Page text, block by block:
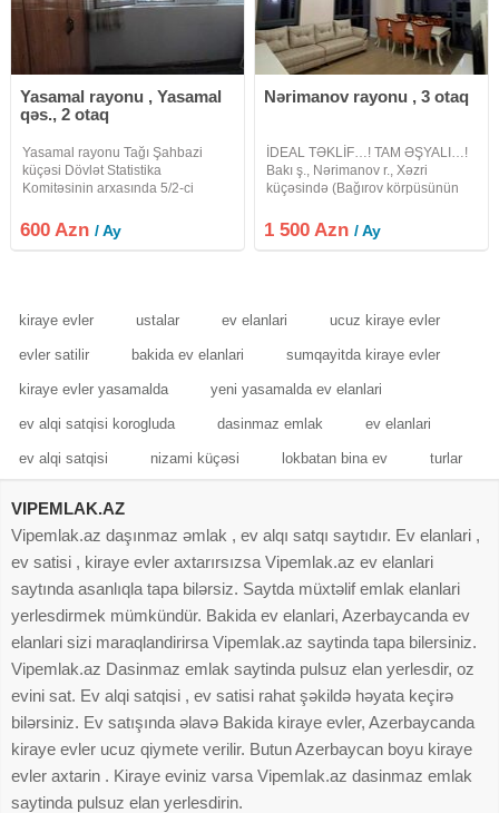
Yasamal rayonu , Yasamal
qəs., 2 otaq
Yasamal rayonu Tağı Şahbazi
küçəsi Dövlət Statistika
Komitəsinin arxasında 5/2-ci
mənzil hər bir şəraiti ilə kirayə
verilir.Su, qaz, işıq var.Əlavə
600 Azn/ Ay
Nərimanov rayonu , 3 otaq
İDEAL TƏKLİF…! TAM ƏŞYALI…!
Bakı ş., Nərimanov r., Xəzri
küçəsində (Bağırov körpüsünün
Kompleksində 18 mərtəbəli
binanın 10-cu mərcəsində , ümumi
1 500 Azn/ Ay
kiraye evler ustalar ev elanlari ucuz kiraye evler
evler satilir bakida ev elanlari sumqayitda kiraye evler
kiraye evler yasamalda yeni yasamalda ev elanlari
ev alqi satqisi korogluda dasinmaz emlak ev elanlari
ev alqi satqisi nizami küçəsi lokbatan bina ev turlar
VIPEMLAK.AZ
Vipemlak.az daşınmaz əmlak , ev alqı satqı saytıdır. Ev elanlari ,
ev satisi , kiraye evler axtarırsızsa Vipemlak.az ev elanlari
saytında asanlıqla tapa bilərsiz. Saytda müxtəlif emlak elanlari
yerlesdirmek mümkündür. Bakida ev elanlari, Azerbaycanda ev
elanlari sizi maraqlandirirsa Vipemlak.az saytinda tapa bilersiniz.
Vipemlak.az Dasinmaz emlak saytinda pulsuz elan yerlesdir, oz
evini sat. Ev alqi satqisi , ev satisi rahat şəkildə həyata keçirə
bilərsiniz. Ev satışında əlavə Bakida kiraye evler, Azerbaycanda
kiraye evler ucuz qiymete verilir. Butun Azerbaycan boyu kiraye
evler axtarin . Kiraye eviniz varsa Vipemlak.az dasinmaz emlak
saytinda pulsuz elan yerlesdirin.